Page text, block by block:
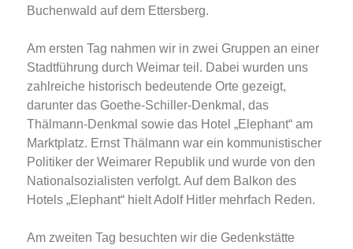
Buchenwald auf dem Ettersberg.
Am ersten Tag nahmen wir in zwei Gruppen an einer
Stadtführung durch Weimar teil. Dabei wurden uns
zahlreiche historisch bedeutende Orte gezeigt,
darunter das Goethe-Schiller-Denkmal, das
Thälmann-Denkmal sowie das Hotel „Elephant“ am
Marktplatz. Ernst Thälmann war ein kommunistischer
Politiker der Weimarer Republik und wurde von den
Nationalsozialisten verfolgt. Auf dem Balkon des
Hotels „Elephant“ hielt Adolf Hitler mehrfach Reden.
Am zweiten Tag besuchten wir die Gedenkstätte